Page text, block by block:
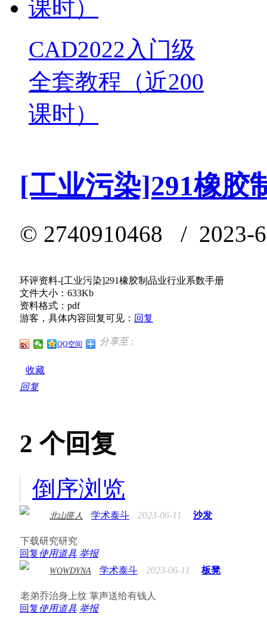
CAD2022入门级
全套教程（近200
课时）
[工业污染]291橡胶
© 2740910468 / 2023-
环评资料-[工业污染]291橡胶制品业行业系数手册
文件大小：633Kb
资料格式：pdf
游客，具体内容回复可见： 回复
分享至 :
QQ空间
收藏
回复
2 个回复
倒序浏览
北山匪人 学术泰斗 2023-06-11 沙发
下载研究研究
回复使用道具 举报
WOWDYNA 学术泰斗 2023-06-11 板凳
老弟乔治身上纹 掌声送给有钱人
回复使用道具 举报